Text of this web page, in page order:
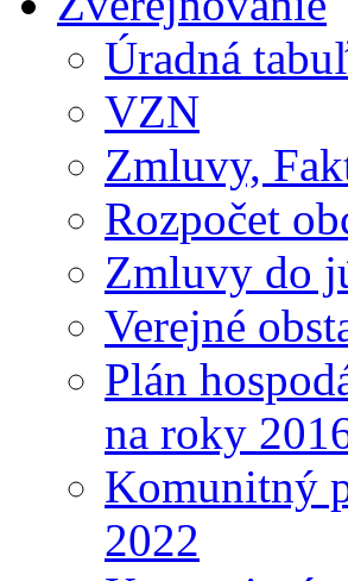
Úradná
VZN
Zmluvy,
Rozpočet
Zmluvy do
Verejné
Plán
na roky
Komunitný
2022